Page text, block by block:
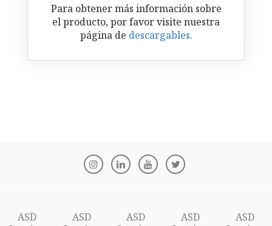
Para obtener más información sobre
el producto, por favor visite nuestra
página de descargables.
ASD
ASD
ASD
ASD
ASD